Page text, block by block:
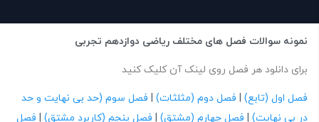
نمونه سوالات فصل های مختلف ریاضی دوازدهم تجربی
برای دانلود هر فصل روی لینک آن کلیک کنید
فصل اول (تابع) | فصل دوم (مثلثات) | فصل سوم (حد بی نهایت و حد
در بی نهایت) | فصل چهارم (مشتق) | فصل پنجم (کاربرد مشتق) | فصل